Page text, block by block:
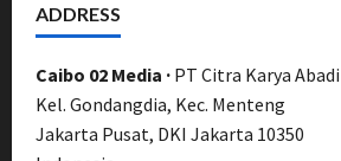
ADDRESS
Caibo 02 Media · PT Citra Karya Abadi
Kel. Gondangdia, Kec. Menteng
Jakarta Pusat, DKI Jakarta 10350